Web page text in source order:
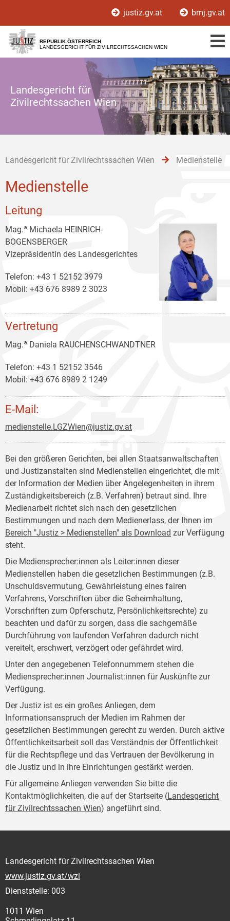
[1]
[2]
[3]
justiz.gv.at bmj.gv.at
REPUBLIK ÖSTERREICH
LANDESGERICHT FÜR ZIVILRECHTSSACHEN WIEN
Landesgericht für
Zivilrechtssachen Wien
Landesgericht für Zivilrechtssachen Wien Medienstelle
Medienstelle
Leitung
Mag.ª Michaela HEINRICH-
BOGENSBERGER
Vizepräsidentin des Landesgerichtes
Telefon: +43 1 52152 3979
Mobil: +43 676 8989 2 3023
Vertretung
Mag.ª Daniela RAUCHENSCHWANDTNER
Telefon: +43 1 52152 3546
Mobil: +43 676 8989 2 1249
E-Mail:
medienstelle.LGZWien@justiz.gv.at
Bei den größeren Gerichten, bei allen Staatsanwaltschaften
und Justizanstalten sind Medienstellen eingerichtet, die mit
der Information der Medien über Angelegenheiten in ihrem
Zuständigkeitsbereich (z.B. Verfahren) betraut sind. Ihre
Medienarbeit richtet sich nach den gesetzlichen
Bestimmungen und nach dem Medienerlass, der Ihnen im
Bereich "Justiz > Medienstellen" als Download zur Verfügung
steht.
Die Mediensprecher:innen als Leiter:innen dieser
Medienstellen haben die gesetzlichen Bestimmungen (z.B.
Unschuldsvermutung, Gewährleistung eines fairen
Verfahrens, Vorschriften über die Geheimhaltung,
Vorschriften zum Opferschutz, Persönlichkeitsrechte) zu
beachten und dafür zu sorgen, dass die sachgemäße
Durchführung von laufenden Verfahren dadurch nicht
vereitelt, erschwert, verzögert oder gefährdet wird.
Unter den angegebenen Telefonnummern stehen die
Mediensprecher:innen Journalist:innen für Auskünfte zur
Verfügung.
Der Justiz ist es ein großes Anliegen, dem
Informationsanspruch der Medien im Rahmen der
gesetzlichen Bestimmungen gerecht zu werden. Durch aktive
Öffentlichkeitsarbeit soll das Verständnis der Öffentlichkeit
für die Rechtspflege und das Vertrauen der Bevölkerung in
die Justiz und in ihre Einrichtungen gestärkt werden.
Für allgemeine Anliegen verwenden Sie bitte die
Kontaktmöglichkeiten, die auf der Startseite (Landesgericht
für Zivilrechtssachen Wien) angeführt sind.
Landesgericht für Zivilrechtssachen Wien
www.justiz.gv.at/wzl
Dienststelle: 003
1011 Wien